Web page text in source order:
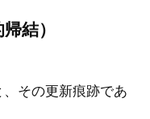
結）
その更新痕跡であ